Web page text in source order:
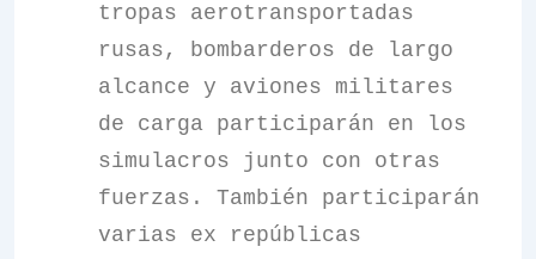
tropas aerotransportadas
rusas, bombarderos de largo
alcance y aviones militares
de carga participarán en los
simulacros junto con otras
fuerzas. También participarán
varias ex repúblicas